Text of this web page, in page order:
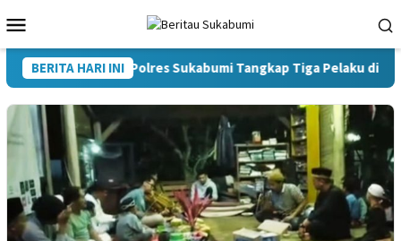
ke
kontenMobile
BERITA HARI INI
Narkoba Polres Sukabumi Tangkap Tiga Pelaku di Surade-